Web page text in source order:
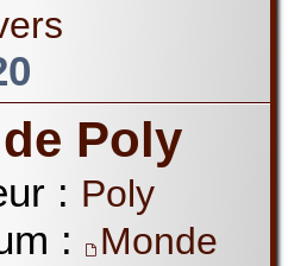
Poly
: Poly
:
Monde